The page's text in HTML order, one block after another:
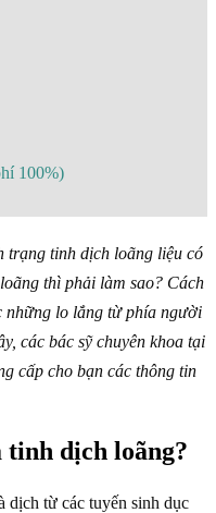
100%)
trạng tinh dịch loãng liệu có
thì phải làm sao? Cách
những lo lắng từ phía người
các bác sỹ chuyên khoa tại
cấp cho bạn các thông tin
tinh dịch loãng?
dịch từ các tuyến sinh dục